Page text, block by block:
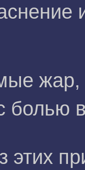
жар,
болью
этих